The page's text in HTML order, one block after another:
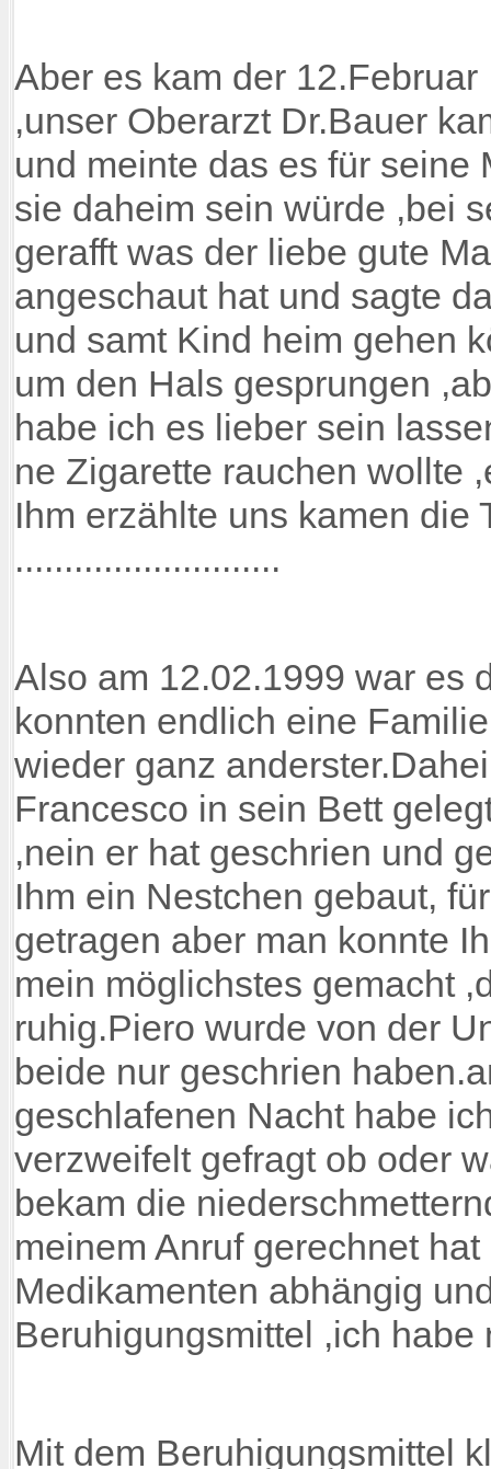
Aber es kam der
,unser Oberarzt Dr.Bauer
und meinte das es für
sie daheim sein würde ,bei
gerafft was der liebe gute
angeschaut hat und sagte
und samt Kind heim gehen
um den Hals gesprungen
habe ich es lieber sein
ne Zigarette rauchen wollte
Ihm erzählte uns kamen die
...........................
Also am 12.02.1999 war es
konnten endlich eine
wieder ganz
Francesco in sein Bett
,nein er hat geschrien und
Ihm ein Nestchen gebaut,
getragen aber man konnte
mein möglichstes gemacht
ruhig.Piero wurde von der
beide nur geschrien
geschlafenen Nacht habe
verzweifelt gefragt ob oder
bekam die
meinem Anruf gerechnet
Medikamenten abhängig
Beruhigungsmittel ,ich habe
Mit dem Beruhigungsmittel